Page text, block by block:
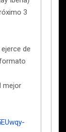
3
de
mejor